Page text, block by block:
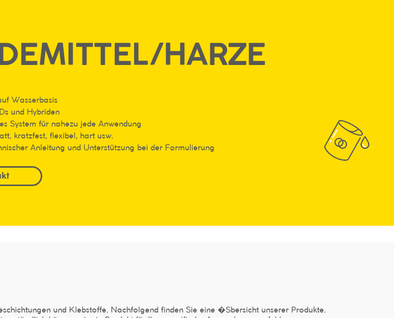
HARZE
Wasserbasis
und Hybriden
System für nahezu jede Anwendung
kratzfest, flexibel, hart usw.
Anleitung und Unterstützung bei der Formulierung
und Klebstoffe. Nachfolgend finden Sie eine �Sbersicht unserer Produkte.